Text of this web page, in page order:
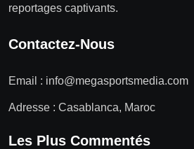
reportages captivants.
Contactez-Nous
Email : info@megasportsmedia.com
Adresse : Casablanca, Maroc
Les Plus Commentés